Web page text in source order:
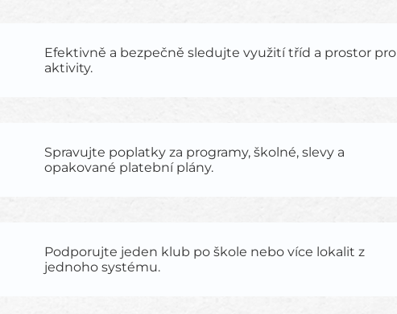
Efektivně a bezpečně sledujte využití tříd a prostor pro
aktivity.
Spravujte poplatky za programy, školné, slevy a
opakované platební plány.
Podporujte jeden klub po škole nebo více lokalit z
jednoho systému.